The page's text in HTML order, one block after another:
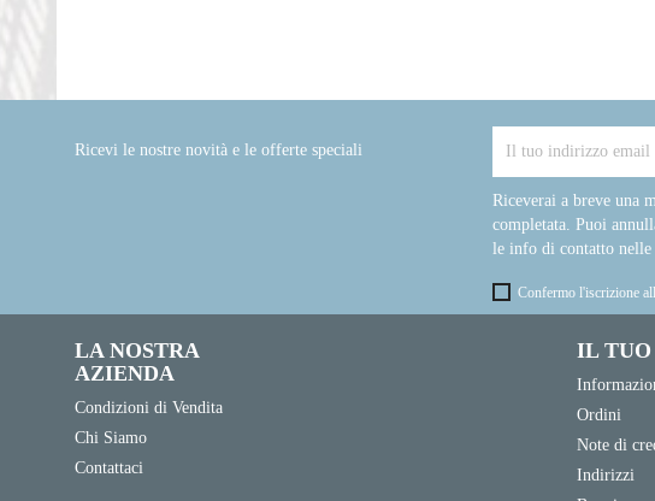
Ricevi le nostre novità e le offerte speciali
Riceverai a breve una
completata. Puoi
le info di contatto nelle
Confermo l'iscrizione
LA NOSTRA
AZIENDA
Condizioni di Vendita
Chi Siamo
Contattaci
IL TUO
Ordini
Note di
Indirizzi